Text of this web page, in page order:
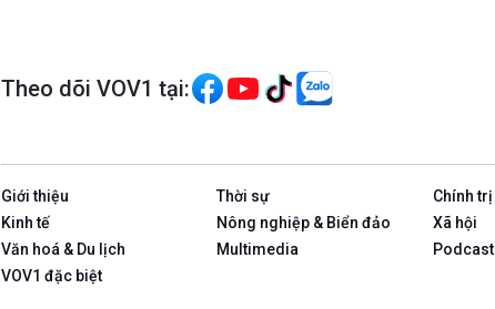
Theo dõi VOV1 tại:
Giới thiệu Thời sự Chính trị
Kinh tế
Nông nghiệp & Biển đảo Xã hội
Văn hoá & Du lịch
Multimedia Podcast
VOV1 đặc biệt